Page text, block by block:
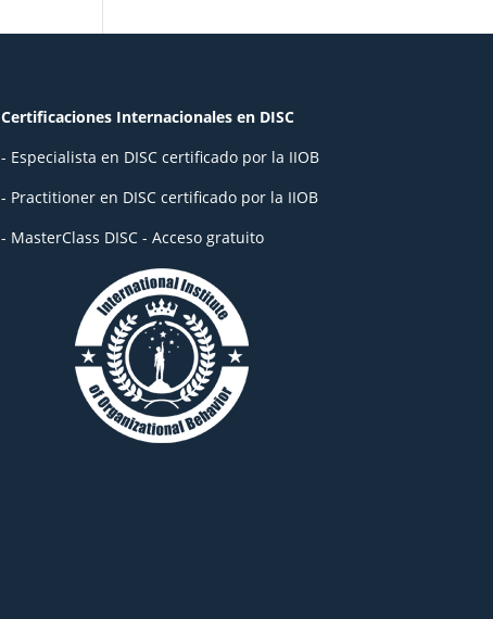
Certificaciones Internacionales en DISC
- Especialista en DISC certificado por la IIOB
- Practitioner en DISC certificado por la IIOB
- MasterClass DISC - Acceso gratuito